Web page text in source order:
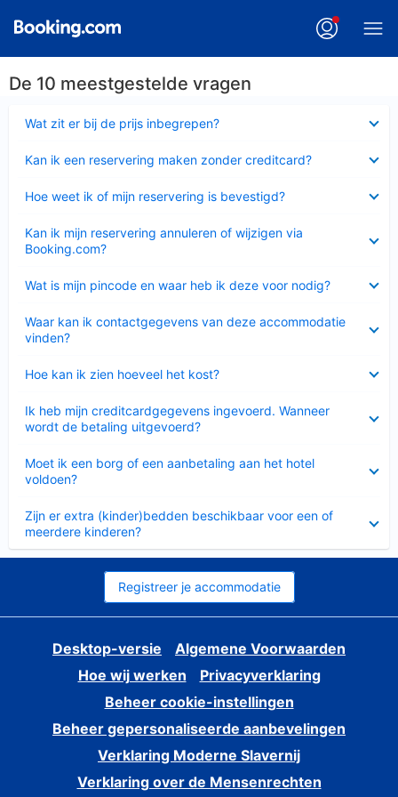
De 10 meestgestelde vragen
Wat zit er bij de prijs inbegrepen?
Kan ik een reservering maken zonder creditcard?
Hoe weet ik of mijn reservering is bevestigd?
Kan ik mijn reservering annuleren of wijzigen via
Booking.com?
Wat is mijn pincode en waar heb ik deze voor nodig?
Waar kan ik contactgegevens van deze accommodatie
vinden?
Hoe kan ik zien hoeveel het kost?
Ik heb mijn creditcardgegevens ingevoerd. Wanneer
wordt de betaling uitgevoerd?
Moet ik een borg of een aanbetaling aan het hotel
voldoen?
Zijn er extra (kinder)bedden beschikbaar voor een of
meerdere kinderen?
Registreer je accommodatie
Desktop-versie
Algemene Voorwaarden
Hoe wij werken
Privacyverklaring
Beheer cookie-instellingen
Beheer gepersonaliseerde aanbevelingen
Verklaring Moderne Slavernij
Verklaring over de Mensenrechten